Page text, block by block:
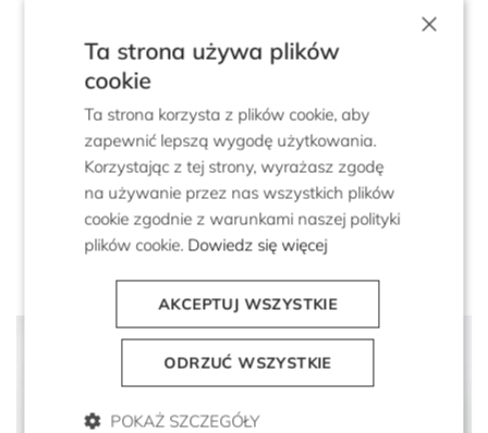
Dostawa
Zwroty
5.0 Pokaż opinie klientów
×
Ta strona używa plików
cookie
Ta strona korzysta z plików cookie, aby
zapewnić lepszą wygodę użytkowania.
Korzystając z tej strony, wyrażasz zgodę
na używanie przez nas wszystkich plików
cookie zgodnie z warunkami naszej polityki
plików cookie. Dowiedz się więcej
AKCEPTUJ WSZYSTKIE
ODRZUĆ WSZYSTKIE
POKAŻ SZCZEGÓŁY